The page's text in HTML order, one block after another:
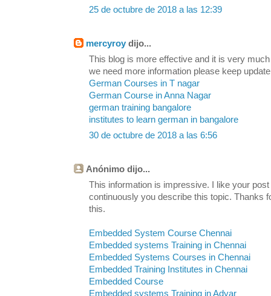
25 de octubre de 2018 a las 12:39
mercyroy dijo...
This blog is more effective and it is very
we need more information please keep
German Courses in T nagar
German Course in Anna Nagar
german training bangalore
institutes to learn german in bangalore
30 de octubre de 2018 a las 6:56
Anónimo dijo...
This information is impressive. I like your
continuously you describe this topic. Thanks
this.
Embedded System Course Chennai
Embedded systems Training in Chennai
Embedded Systems Courses in Chennai
Embedded Training Institutes in Chennai
Embedded Course
Embedded systems Training in Adyar